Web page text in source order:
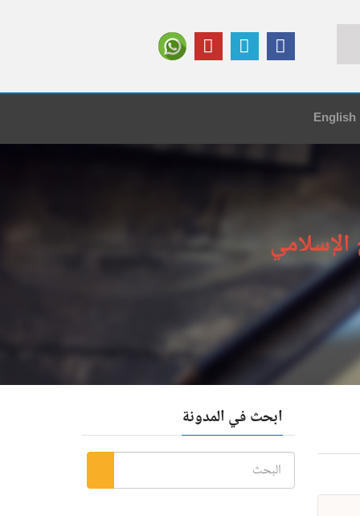
English
ابحث في المدونة